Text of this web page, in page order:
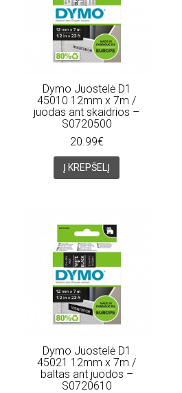
Dymo Juostelė D1
45010 12mm x 7m /
juodas ant skaidrios –
S0720500
20.99€
Į KREPŠELĮ
Dymo Juostelė D1
45021 12mm x 7m /
baltas ant juodos –
S0720610